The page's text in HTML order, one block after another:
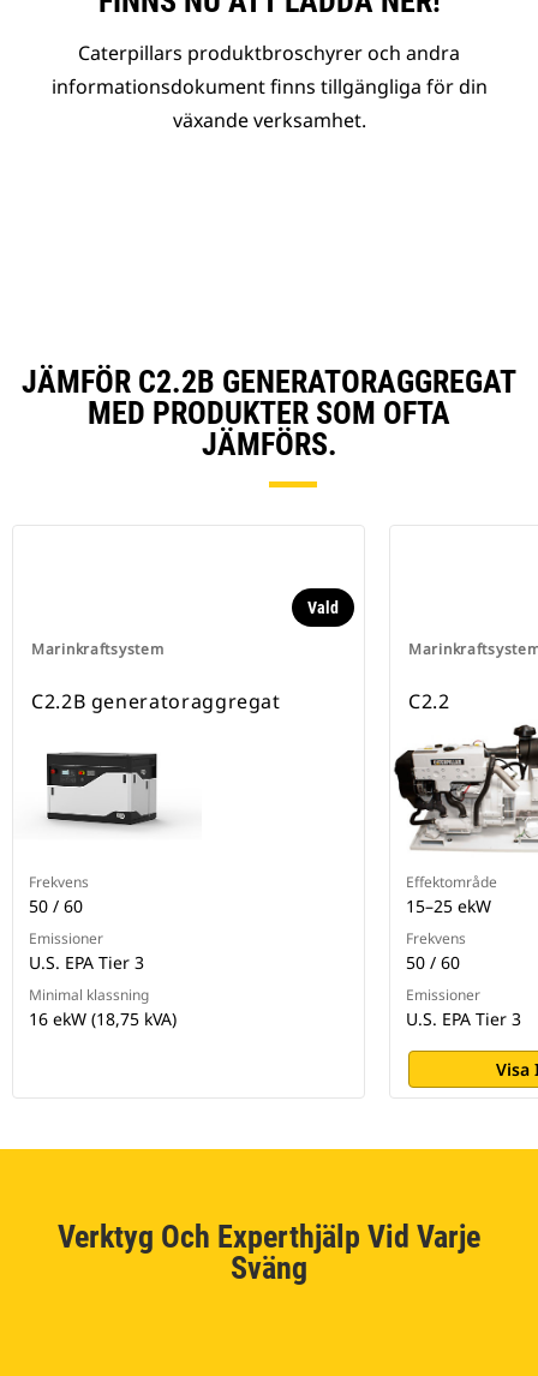
Caterpillars produktbroschyrer och andra
informationsdokument finns tillgängliga för din
växande verksamhet.
JÄMFÖR C2.2B GENERATORAGGREGAT
MED PRODUKTER SOM OFTA
JÄMFÖRS.
Marinkraftsystem
Vald
C2.2B generatoraggregat
Frekvens
50 / 60
Emissioner
U.S. EPA Tier 3
Minimal klassning
16 ekW (18,75 kVA)
C2.2
Effektområde
15–25 ekW
Frekvens
50 / 60
Emissioner
U.S. EPA Tier 3
Visa
Verktyg Och Experthjälp Vid Varje
Sväng